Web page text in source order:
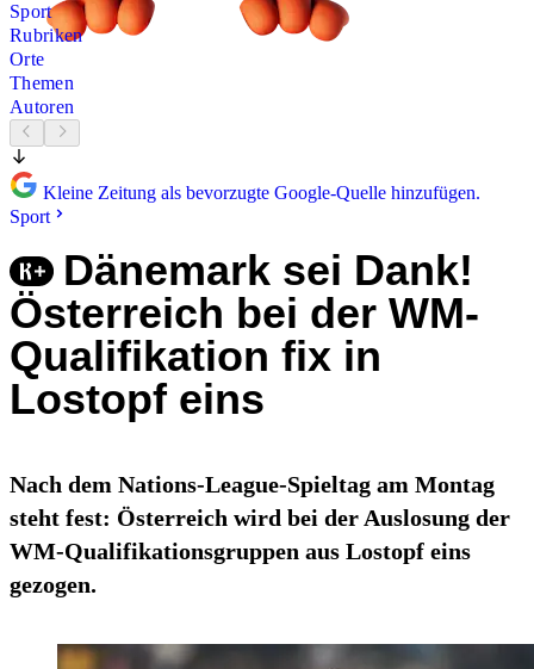
Sport
Rubriken
Orte
Themen
Autoren
Kleine Zeitung als bevorzugte Google-Quelle hinzufügen.
Sport
Dänemark sei Dank!
Österreich bei der WM-
Qualifikation fix in
Lostopf eins
Nach dem Nations-League-Spieltag am Montag
steht fest: Österreich wird bei der Auslosung der
WM-Qualifikationsgruppen aus Lostopf eins
gezogen.